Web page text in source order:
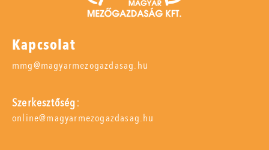
Kapcsolat
mmg@magyarmezogazdasag.hu
Szerkesztőség:
online@magyarmezogazdasag.hu